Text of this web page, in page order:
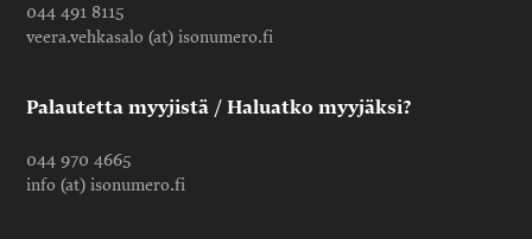
044 491 8115
veera.vehkasalo (at) isonumero.fi
Palautetta myyjistä / Haluatko myyjäksi?
044 970 4665
info (at) isonumero.fi